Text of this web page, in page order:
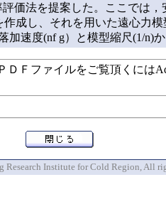
法を提案した。ここでは
し、それを用いた遠心力模
速度(nf g）と模型縮尺(1/n)か
ファイルをご覧頂くには
Institute for Cold Region, All